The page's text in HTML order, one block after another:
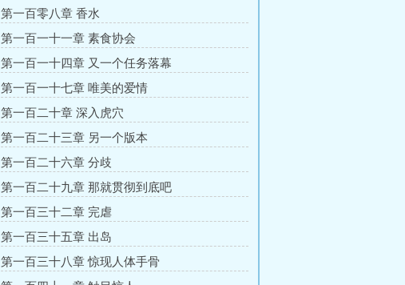
第一百零八章 香水
第一百一十一章 素食协会
第一百一十四章 又一个任务落幕
第一百一十七章 唯美的爱情
第一百二十章 深入虎穴
第一百二十三章 另一个版本
第一百二十六章 分歧
第一百二十九章 那就贯彻到底吧
第一百三十二章 完虐
第一百三十五章 出岛
第一百三十八章 惊现人体手骨